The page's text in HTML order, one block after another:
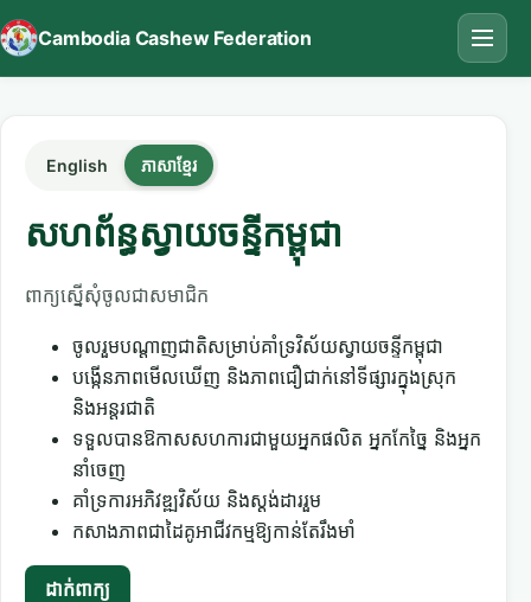
Cambodia Cashew Federation
English ភាសាខ្មែរ
សហព័ន្ធស្វាយចន្ទីកម្ពុជា
ពាក្យស្នើសុំចូលជាសមាជិក
ចូលរួមបណ្តាញជាតិសម្រាប់គាំទ្រវិស័យស្វាយចន្ទីកម្ពុជា
បង្កើនភាពមើលឃើញ និងភាពជឿជាក់នៅទីផ្សារក្នុងស្រុក
និងអន្តរជាតិ
ទទួលបានឱកាសសហការជាមួយអ្នកផលិត អ្នកកែច្នៃ និងអ្នក
នាំចេញ
គាំទ្រការអភិវឌ្ឍវិស័យ និងស្តង់ដាររួម
កសាងភាពជាដៃគូអាជីវកម្មឱ្យកាន់តែរឹងមាំ
ដាក់ពាក្យ